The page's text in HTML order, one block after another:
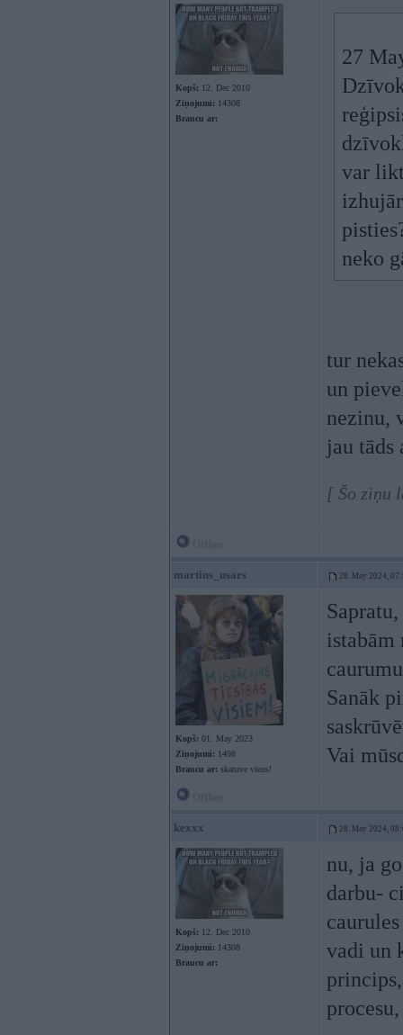
Kopš: 12. Dec 2010
Ziņojumi: 14308
Braucu ar:
27
var
neko
tur
un
nezinu,
jau tāds
[ Šo ziņu
martins_usars 28. May 2024,
Kopš: 01. May 2023
Ziņojumi: 1498
Braucu ar: skatuve viens!
istabām
Sanāk
Vai
kexxx 28. May 2024,
Kopš: 12. Dec 2010
Ziņojumi: 14308
Braucu ar:
nu, ja
darbu-
vadi un